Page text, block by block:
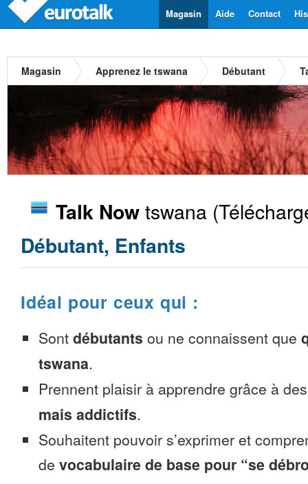
Contact
Aide
Magasin
Magasin Apprenez le tswana Débutant
Talk Nowtswana
Débutant, Enfants
Idéal pour ceux qui :
Sont débutants ou ne connaissent que
tswana.
Prennent plaisir à apprendre grâce à
mais addictifs.
Souhaitent pouvoir s’exprimer et
de vocabulaire de base pour “se